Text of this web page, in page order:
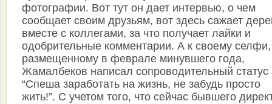
фотографии. Вот тут он дает интервью, о чем
сообщает своим друзьям, вот здесь сажает
вместе с коллегами, за что получает лайки и
одобрительные комментарии. А к своему селфи,
размещенному в феврале минувшего года,
Жамалбеков написал сопроводительный статус
“Спеша заработать на жизнь, не забудь просто
жить!”. С учетом того, что сейчас бывшего